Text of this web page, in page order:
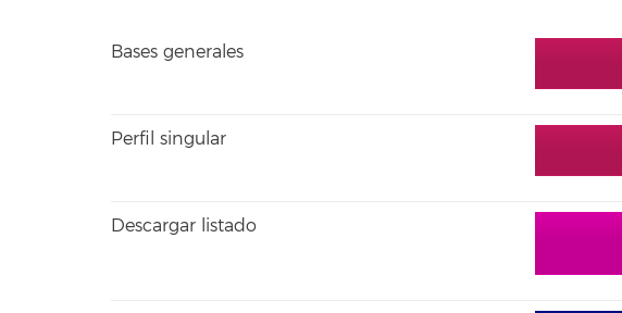
Bases generales
Perfil singular
Descargar listado